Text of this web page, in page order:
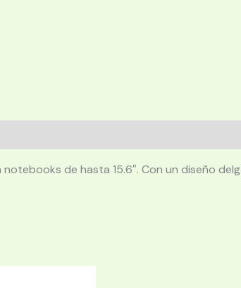
de hasta 15.6″. Con un diseño